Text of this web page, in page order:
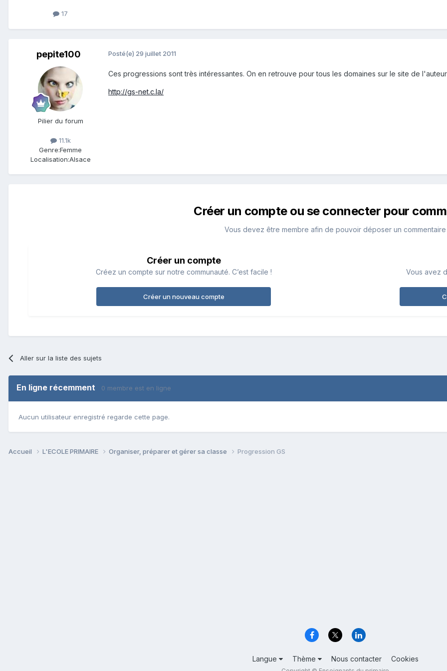
17
pepite100
Pilier du forum
11.1k
Genre:Femme
Localisation:Alsace
Posté(e) 29 juillet 2011
Ces progressions sont très intéressantes. On en retrouve pour tous les domaines sur le site de
http://gs-net.c.la/
Créer un compte ou se connecter pour
Vous devez être membre afin de pouvoir déposer un commentaire
Créer un compte
Créez un compte sur notre communauté. C’est facile !
Créer un nouveau compte
Vous avez
Aller sur la liste des sujets
En ligne récemment 0 membre est en ligne
Aucun utilisateur enregistré regarde cette page.
Accueil L'ECOLE PRIMAIRE Organiser, préparer et gérer sa classe Progression GS
Langue Thème Nous contacter Cookies